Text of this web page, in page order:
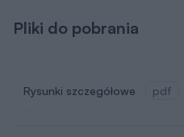
Pliki do pobrania
Rysunki szczegółowe pdf